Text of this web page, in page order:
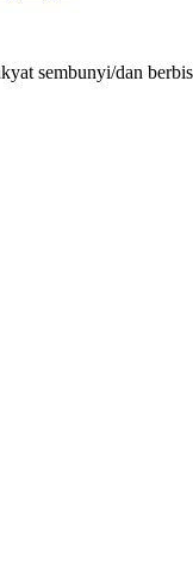
sembunyi/dan